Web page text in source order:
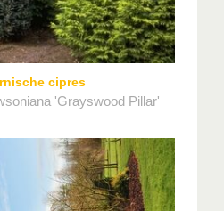
cipres
'Grayswood Pillar'